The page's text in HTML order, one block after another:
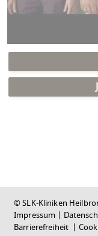
© SLK-Kliniken
Impressum |
Barrierefreiheit |